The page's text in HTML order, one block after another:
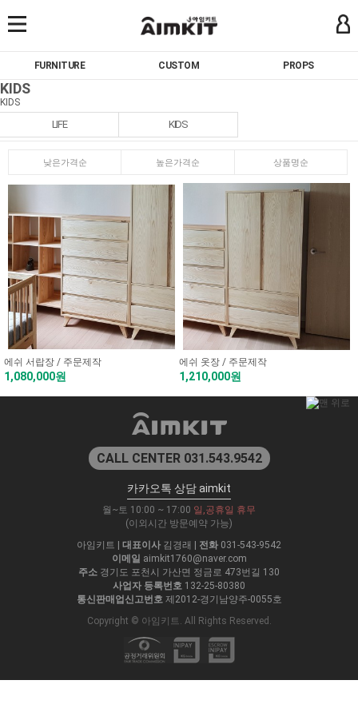
FURNITURE CUSTOM PROPS
KIDS
KIDS
LIFE KIDS
낮은가격순 높은가격순 상품명순
에쉬 서랍장 / 주문제작
1,080,000원
에쉬 옷장 / 주문제작
1,210,000원
CALL CENTER 031.543.9542
카카오톡 상담 aimkit
월~토 10:00 ~ 17:00 일,공휴일 휴무
(이외시간 방문예약 가능)
아임키트
대표이사 김경래 전화 031-543-9542
이메일 aimkit1760@naver.com
주소 경기도 포천시 가산면 정금로 473번길 130
사업자 등록번호 132-25-80380
통신판매업신고번호제2012-경기남양주-0055호
Copyright © 아임키트. All Rights Reserved.